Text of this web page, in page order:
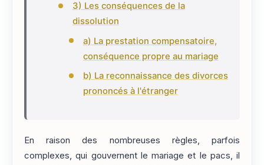
3) Les conséquences de la
dissolution
a) La prestation compensatoire,
conséquence propre au mariage
b) La reconnaissance des divorces
prononcés à l'étranger
En raison des nombreuses règles, parfois
complexes, qui gouvernent le mariage et le pacs, il